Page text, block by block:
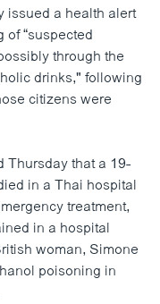
issued a health alert
“suspected
through the
drinks," following
citizens were
Thursday that a 19-
in a Thai hospital
treatment,
in a hospital
woman, Simone
poisoning in